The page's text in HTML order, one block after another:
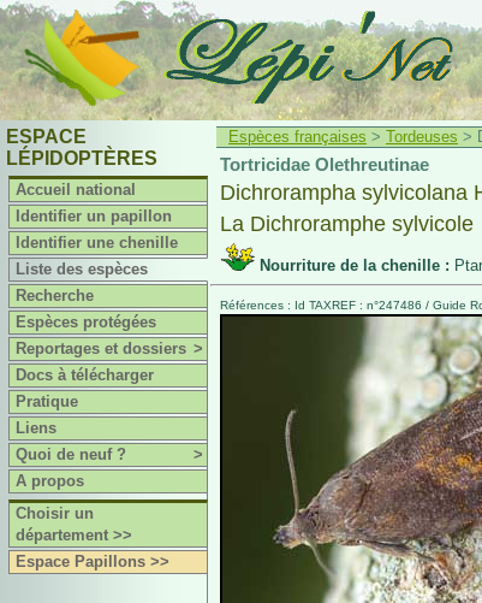
ESPACE
LÉPIDOPTÈRES
Accueil national
Identifier un papillon
Identifier une chenille
Liste des espèces
Recherche
Espèces protégées
Reportages et dossiers >
Docs à télécharger
Pratique
Liens
Quoi de neuf ?
>
A propos
Choisir un
département >>
Espace Papillons >>
Espèces françaises > Tordeuses >
Tortricidae Olethreutinae
Dichrorampha sylvicolana
La Dichroramphe sylvicole
Nourriture de la chenille :
Références : Id TAXREF : n°247486 / Guide